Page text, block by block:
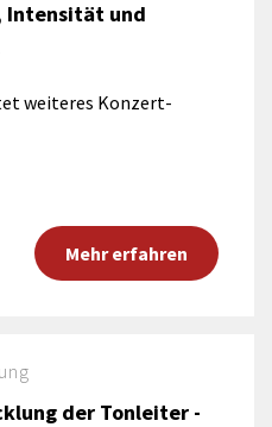
Intensität und
weiteres Konzert-
Mehr erfahren
der Tonleiter -